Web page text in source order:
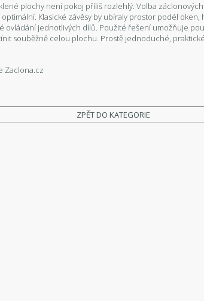
plochy není pokoj příliš rozlehlý. Volba
Klasické závěsy by ubíraly prostor podél
ovládání jednotlivých dílů. Použité řešení umožňuje
souběžně celou plochu. Prostě jednoduché,
Zaclona.cz
ZPĚT DO KATEGORIE